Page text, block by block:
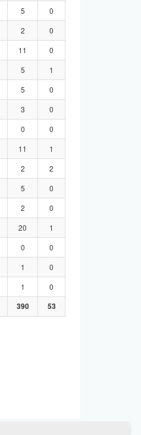
5
0
2
0
11
0
5
1
5
0
3
0
0
0
11
1
2
2
5
0
2
0
20
1
0
0
1
0
1
0
390 53